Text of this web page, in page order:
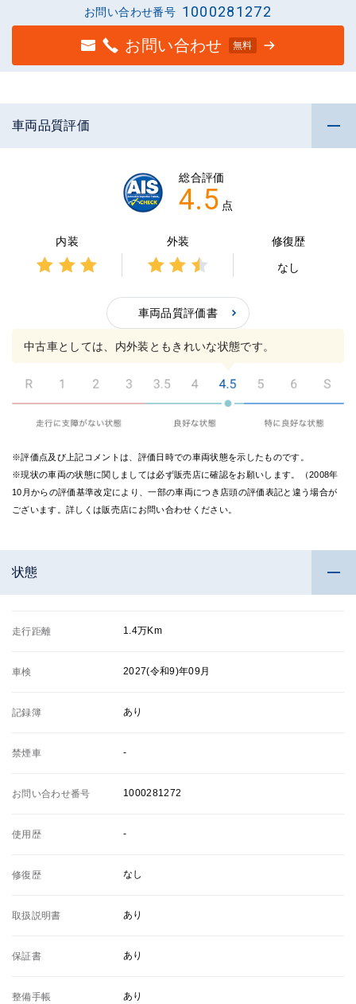
お問い合わせ番号 1000281272
お問い合わせ 無料
車両品質評価
総合評価
4.5 点
内装 外装
2.5点
の評
価
修復歴
なし
車両品質評価書
中古車としては、内外装ともきれいな状態です。
※評価点及び上記コメントは、評価日時での車両状態を示したものです。
※現状の車両の状態に関しましては必ず販売店に確認をお願いします。（2008年
10月からの評価基準改定により、一部の車両につき店頭の評価表記と違う場合が
ございます。詳しくは販売店にお問い合わせください。
状態
走行距離 1.4万Km
車検 2027(令和9)年09月
記録簿 あり
禁煙車 -
お問い合わせ番号 1000281272
使用歴 -
修復歴 なし
取扱説明書 あり
保証書 あり
整備手帳 あり